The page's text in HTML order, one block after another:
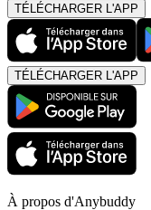
TÉLÉCHARGER L'APP
TÉLÉCHARGER L'APP
À propos d'Anybuddy